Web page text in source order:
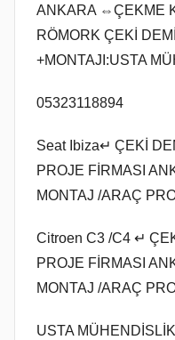
ANKARA ⇔ÇEKME
RÖMORK ÇEKİ
+MONTAJI:USTA
05323118894
Seat Ibiza↵ ÇEKİ
PROJE FİRMASI
MONTAJ /ARAÇ
Citroen C3 /C4 ↵
PROJE FİRMASI
MONTAJ /ARAÇ
USTA